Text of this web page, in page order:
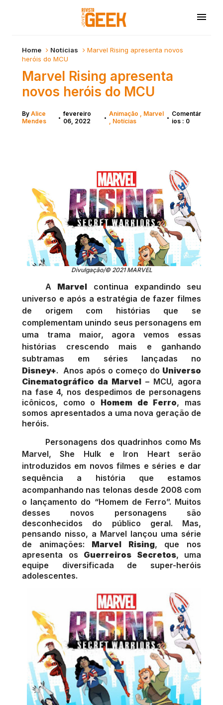
Home Notícias
Marvel Rising apresenta novos
heróis do MCU
Marvel Rising apresenta
novos heróis do MCU
By Alice
Mendes
• fevereiro
06, 2022
• Animação
Marvel
Notícias
• Comentár
ios : 0
Divulgação/© 2021 MARVEL
A Marvel continua expandindo seu
universo e após a estratégia de fazer filmes
de origem com histórias que se
complementam unindo seus personagens em
uma trama maior, agora vemos essas
histórias crescendo mais e ganhando
subtramas em séries lançadas no
Disney+. Anos após o começo do Universo
Cinematográfico da Marvel – MCU, agora
na fase 4, nos despedimos de personagens
icônicos, como o Homem de Ferro, mas
somos apresentados a uma nova geração de
heróis.
Personagens dos quadrinhos como Ms
Marvel, She Hulk e Iron Heart serão
introduzidos em novos filmes e séries e dar
sequência a história que estamos
acompanhando nas telonas desde 2008 com
o lançamento do “Homem de Ferro”. Muitos
desses novos personagens são
desconhecidos do público geral. Mas,
pensando nisso, a Marvel lançou uma série
de animações: Marvel Rising, que nos
apresenta os Guerreiros Secretos, uma
equipe diversificada de super-heróis
adolescentes.